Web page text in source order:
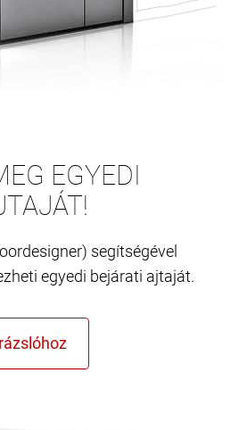
EGYEDI
segítségével
egyedi bejárati ajtaját.